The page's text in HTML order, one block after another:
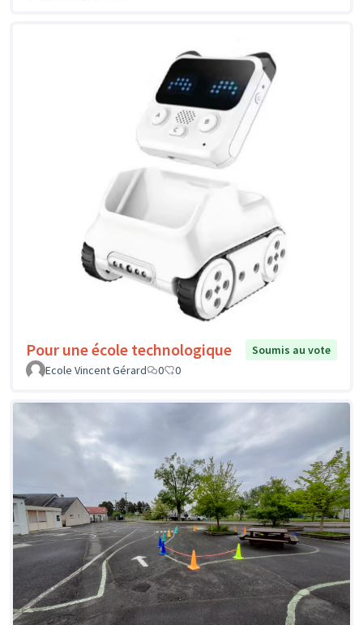
Pour une école technologique
Soumis au vote
Ecole Vincent Gérard
0 0